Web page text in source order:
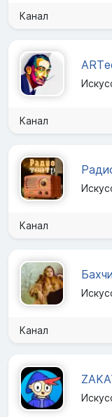
Канал
Канал
Канал
Канал